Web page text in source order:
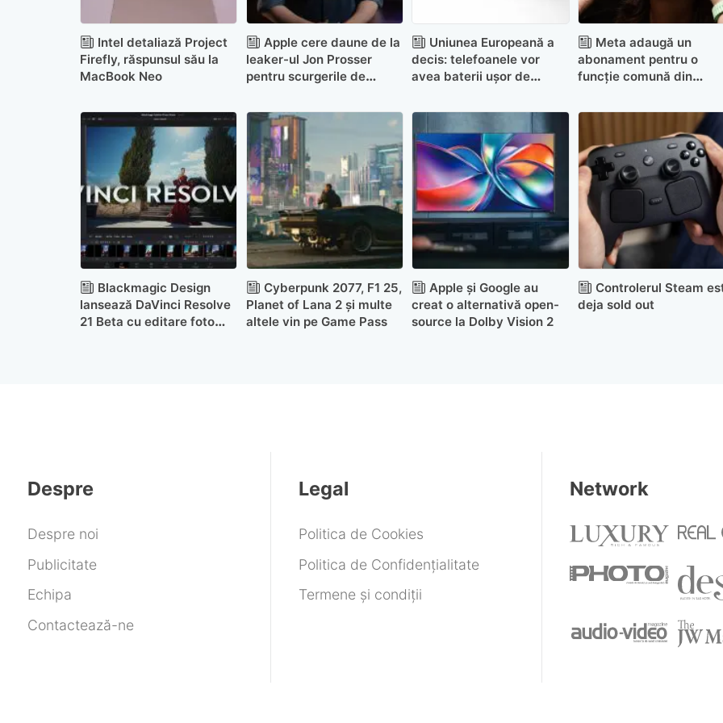
Intel detaliază Project
Firefly, răspunsul său la
MacBook Neo
Apple cere daune de la
leaker-ul Jon Prosser
pentru scurgerile de
Uniunea Europeană a
decis: telefoanele vor
avea baterii ușor de
Meta adaugă un
abonament pentru o
funcție comună din
Blackmagic Design
lansează DaVinci Resolve
21 Beta cu editare foto
Cyberpunk 2077, F1 25,
Planet of Lana 2 și multe
altele vin pe Game Pass
Apple și Google au
creat o alternativă open-
source la Dolby Vision 2
Controlerul Steam
deja sold out
Despre
Despre noi
Publicitate
Echipa
Contactează-ne
Legal
Politica de Cookies
Politica de Confidențialitate
Termene și condiții
Network